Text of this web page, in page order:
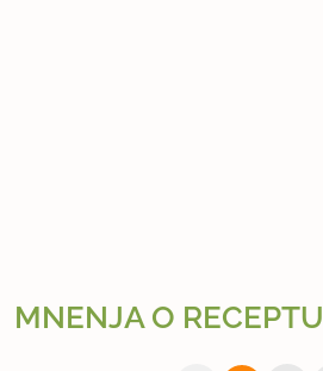
MNENJA O RECEPTU